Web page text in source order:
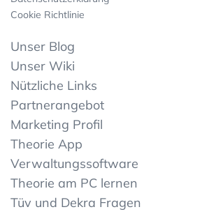
Cookie Richtlinie
Unser Blog
Unser Wiki
Nützliche Links
Partnerangebot
Marketing Profil
Theorie App
Verwaltungssoftware
Theorie am PC lernen
Tüv und Dekra Fragen